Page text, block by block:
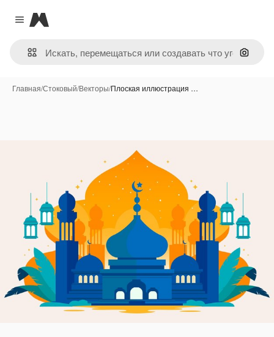
Close menu
Magnific
Поиск
Главная/Стоковый/Векторы/Плоская иллюстрация …